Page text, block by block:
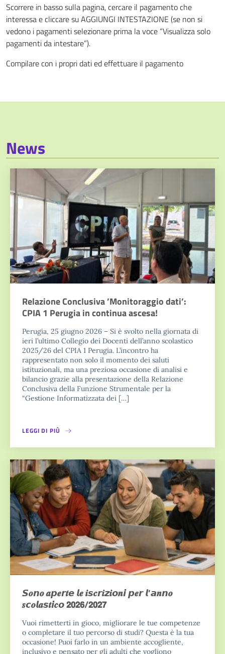
Scorrere in basso sulla pagina, cercare il pagamento che
interessa e cliccare su AGGIUNGI INTESTAZIONE (se non si
vedono i pagamenti selezionare prima la voce “Visualizza solo
pagamenti da intestare”).
Compilare con i propri dati ed effettuare il pagamento
News
Relazione Conclusiva ’Monitoraggio dati’:
CPIA 1 Perugia in continua ascesa!
Perugia, 25 giugno 2026 – Si è svolto nella giornata di
ieri l’ultimo Collegio dei Docenti dell’anno scolastico
2025/26 del CPIA 1 Perugia. L’incontro ha
rappresentato non solo il momento dei saluti
istituzionali, ma una preziosa occasione di analisi e
bilancio grazie alla presentazione della Relazione
Conclusiva della Funzione Strumentale per la
“Gestione Informatizzata dei […]
LEGGI DI PIÙ
𝙎𝒐𝙣𝒐 𝒂𝙥𝒆𝙧𝒕𝙚 𝙡𝒆 𝒊𝙨𝒄𝙧𝒊𝙯𝒊𝙤𝒏𝙞 𝙥𝒆𝙧 𝙡’𝙖𝒏𝙣𝒐
𝒔𝙘𝒐𝙡𝒂𝙨𝒕𝙞𝒄𝙤 𝟮𝟬𝟮𝟲/𝟮𝟬𝟮𝟳
Vuoi rimetterti in gioco, migliorare le tue competenze
o completare il tuo percorso di studi? Questa è la tua
occasione! Puoi farlo in un ambiente accogliente,
inclusivo e pensato per gli adulti che vogliono